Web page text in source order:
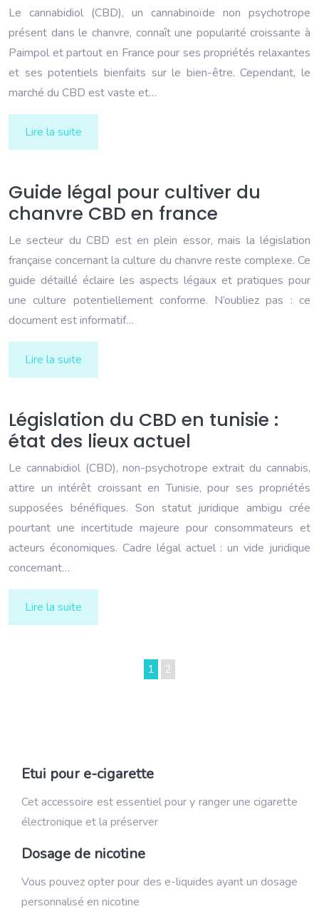
Le cannabidiol (CBD), un cannabinoïde non psychotrope
présent dans le chanvre, connaît une popularité croissante à
Paimpol et partout en France pour ses propriétés relaxantes
et ses potentiels bienfaits sur le bien-être. Cependant, le
marché du CBD est vaste et…
Lire la suite
Guide légal pour cultiver du
chanvre CBD en france
Le secteur du CBD est en plein essor, mais la législation
française concernant la culture du chanvre reste complexe. Ce
guide détaillé éclaire les aspects légaux et pratiques pour
une culture potentiellement conforme. N’oubliez pas : ce
document est informatif…
Lire la suite
Législation du CBD en tunisie :
état des lieux actuel
Le cannabidiol (CBD), non-psychotrope extrait du cannabis,
attire un intérêt croissant en Tunisie, pour ses propriétés
supposées bénéfiques. Son statut juridique ambigu crée
pourtant une incertitude majeure pour consommateurs et
acteurs économiques. Cadre légal actuel : un vide juridique
concernant…
Lire la suite
1 2
Etui pour e-cigarette
Cet accessoire est essentiel pour y ranger une cigarette
électronique et la préserver
Dosage de nicotine
Vous pouvez opter pour des e-liquides ayant un dosage
personnalisé en nicotine